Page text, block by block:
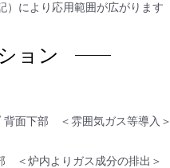
）により応用範囲が広がります
ョン
面下部 ＜雰囲気ガス等導入＞
＜炉内よりガス成分の排出＞